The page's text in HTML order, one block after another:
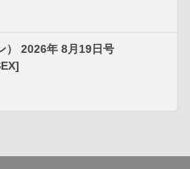
） 2026年 8月19日号